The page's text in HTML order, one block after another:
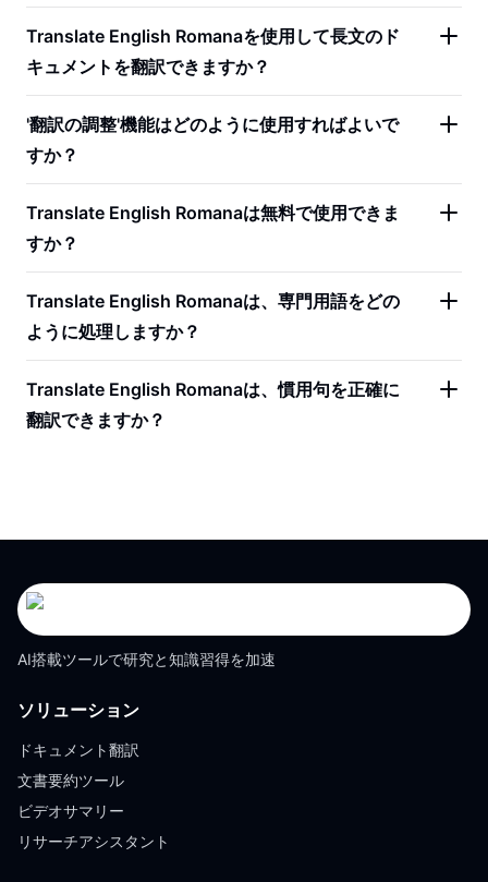
Translate English Romanaを使用して長文のド
キュメントを翻訳できますか？
'翻訳の調整'機能はどのように使用すればよいで
すか？
Translate English Romanaは無料で使用できま
すか？
Translate English Romanaは、専門用語をどの
ように処理しますか？
Translate English Romanaは、慣用句を正確に
翻訳できますか？
AI搭載ツールで研究と知識習得を加速
ソリューション
ドキュメント翻訳
文書要約ツール
ビデオサマリー
リサーチアシスタント